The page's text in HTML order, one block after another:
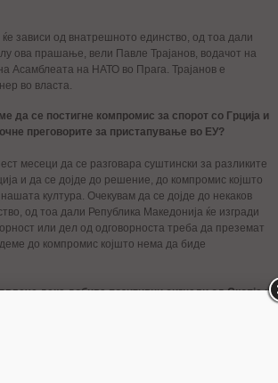
зависи од внатрешното единство, од тоа дали
ова прашање, вели Павле Трајанов, водачот на
Асамблеата на НАТО во Прага. Трајанов е
во власта.
да се постигне компромис за спорот со Грција и
преговорите за пристапување во ЕУ?
месеци да се разговара суштински за разликите
и да се дојде до решение, до компромис којшто
култура. Очекувам да се дојде до некаков
од тоа дали Република Македонија ќе изгради
или дел од одговорноста треба да преземат
до компромис којшто нема да биде
дека добива позитивни сигнали од Скопје и
фаза од преговорите за пристапување во ЕУ.
во декември да добиеме датум за преговори, по
до летото да се постигне некаков